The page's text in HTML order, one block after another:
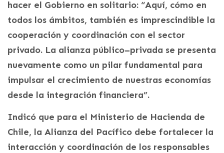
hacer el Gobierno en solitario: “Aquí, cómo en
todos los ámbitos, también es imprescindible la
cooperación y coordinación con el sector
privado. La alianza público–privada se presenta
nuevamente como un pilar fundamental para
impulsar el crecimiento de nuestras economías
desde la integración financiera”.
Indicó que para el Ministerio de Hacienda de
Chile, la Alianza del Pacífico debe fortalecer la
interacción y coordinación de los responsables